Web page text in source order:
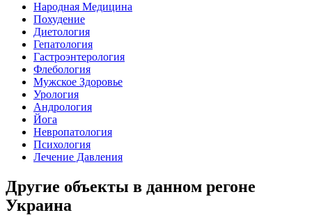
Народная Медицина
Похудение
Диетология
Гепатология
Гастроэнтерология
Флебология
Мужское Здоровье
Урология
Андрология
Йога
Невропатология
Психология
Лечение Давления
Другие объекты в данном регоне
Украина